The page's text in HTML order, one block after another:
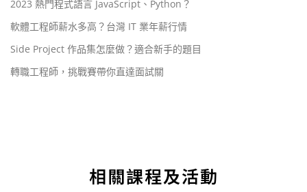
2023 熱門程式語言 JavaScript、Python？
軟體工程師薪水多高？台灣 IT 業年薪行情
Side Project 作品集怎麼做？適合新手的題目
轉職工程師，挑戰賽帶你直達面試關
相關課程及活動